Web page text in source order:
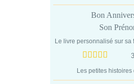
Bon
Son
Le livre personnalisé sur sa
Les petites histoires